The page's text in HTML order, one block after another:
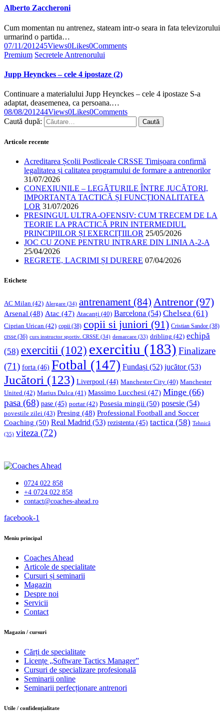
Alberto Zaccheroni
Cum momentan nu antrenez, stateam intr-o seara in fata televizorului
urmarind o partida…
07/11/201245Views0Likes0Comments
Premium Secretele Antrenorului
Jupp Heynckes – cele 4 ipostaze (2)
Continuare a materialului Jupp Heynckes – cele 4 ipostaze S-a
adaptat, deasemenea, ca persoana.…
08/08/201244Views0Likes0Comments
Caută după:
Articole recente
Acreditarea Școlii Postliceale CRSSE Timișoara confirmă
legalitatea și calitatea programului de formare a antrenorilor
31/07/2026
CONEXIUNILE – LEGĂTURILE ÎNTRE JUCĂTORI,
IMPORTANȚA TACTICĂ ȘI FUNCȚIONALITATEA
LOR 31/07/2026
PRESINGUL ULTRA-OFENSIV: CUM TRECEM DE LA
TEORIE LA PRACTICĂ PRIN INTERMEDIUL
PRINCIPIILOR ȘI EXERCIȚIILOR 25/05/2026
JOC CU ZONE PENTRU INTRARE DIN LINIA A-2-A
25/04/2026
REGRETE, LACRIMI ȘI DURERE 07/04/2026
Etichete
AC Milan (42) Alergare (34) antrenament (84) Antrenor(97)
Arsenal (48) Atac (47) Atacanți (40) Barcelona (54) Chelsea (61)
Ciprian Urican (42) copii (38) copii si juniori (91) Cristian Sandor (38)
crsse (36) curs instructor sportiv. CRSSE (34) demarcare (33) dribling (42) echipă
(58) exercitii (102) exercitiu (183) Finalizare
(71) forta (46) Fotbal (147) Fundași (52) jucător(53)
Jucători (123) Liverpool (44) Manchester City (40) Manchester
United (42) Marius Dulca (41) Massimo Lucchesi (47) Minge (66)
pasa (68) pase (45) portar(42) Posesia mingii (50) posesie (54)
povestile zilei (43) Presing (48) Professional Football and Soccer
Coaching (50) Real Madrid (53) rezistenta (45) tactica (58) Tehnică
(35) viteza (72)
0724 022 858
+4 0724 022 858
contact@coaches-ahead.ro
facebook-1
Meniu principal
Coaches Ahead
Articole de specialitate
Cursuri și seminarii
Magazin
Despre noi
Servicii
Contact
Magazin / cursuri
Cărți de specialitate
Licențe „Software Tactics Manager”
Cursuri de specializare profesională
Seminarii online
Seminarii perfecționare antrenori
Utile / confidențialitate